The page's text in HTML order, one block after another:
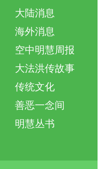
大陆消息
海外消息
空中明慧周报
大法洪传故事
传统文化
善恶一念间
明慧丛书